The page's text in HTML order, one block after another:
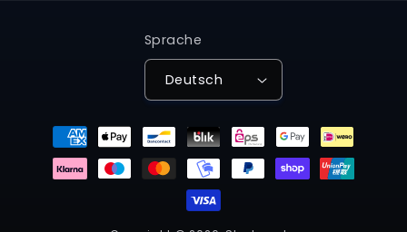
Sprache
Deutsch
Zahlungsmethoden